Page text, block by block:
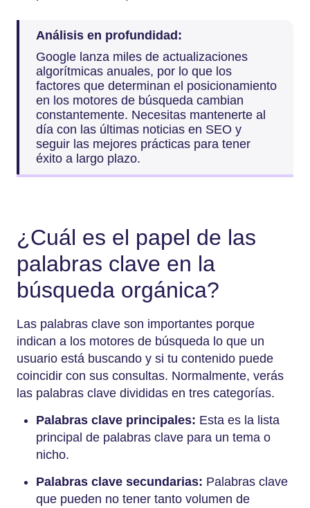
Análisis en profundidad:
Google lanza miles de actualizaciones
algorítmicas anuales, por lo que los
factores que determinan el posicionamiento
en los motores de búsqueda cambian
constantemente. Necesitas mantenerte al
día con las últimas noticias en SEO y
seguir las mejores prácticas para tener
éxito a largo plazo.
¿Cuál es el papel de las
palabras clave en la
búsqueda orgánica?
Las palabras clave son importantes porque
indican a los motores de búsqueda lo que un
usuario está buscando y si tu contenido puede
coincidir con sus consultas. Normalmente, verás
las palabras clave divididas en tres categorías.
Palabras clave principales: Esta es la lista
principal de palabras clave para un tema o
nicho.
Palabras clave secundarias: Palabras clave
que pueden no tener tanto volumen de